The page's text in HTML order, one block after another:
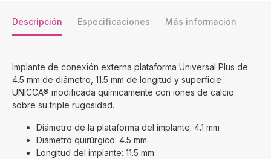
Descripción Especificaciones Más información
Implante de conexión externa plataforma Universal Plus de
4.5 mm de diámetro, 11.5 mm de longitud y superficie
UNICCA® modificada químicamente con iones de calcio
sobre su triple rugosidad.
Diámetro de la plataforma del implante: 4.1 mm
Diámetro quirúrgico: 4.5 mm
Longitud del implante: 11.5 mm